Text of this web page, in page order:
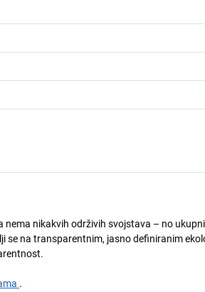
nikakvih održivih svojstava – no
se na transparentnim, jasno definiranim
.